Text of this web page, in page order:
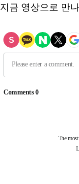
지금 영상으로 만